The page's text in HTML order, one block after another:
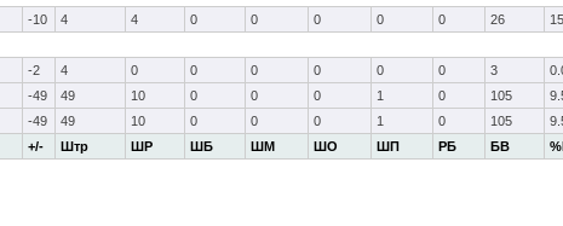
+/- Штр ШР ШБ ШМ ШО ШП РБ БВ
-10 4 4 0 0 0 0 0 26
-2 4 0 0 0 0 0 0 3
-49 49 10 0 0 0 1 0 105
-49 49 10 0 0 0 1 0 105